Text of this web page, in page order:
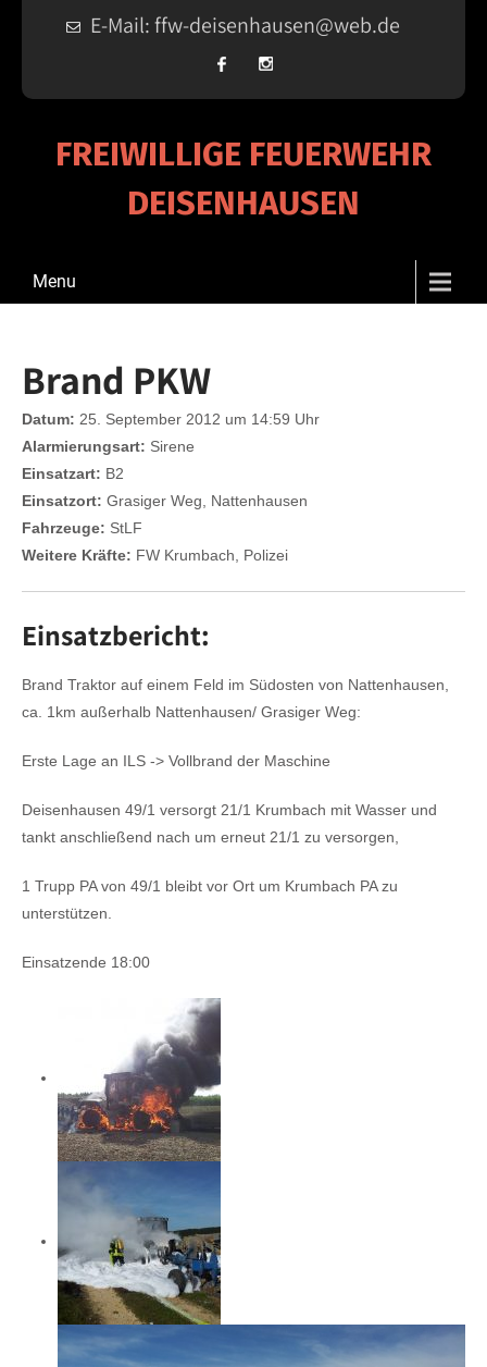
E-Mail: ffw-deisenhausen@web.de
FREIWILLIGE FEUERWEHR
DEISENHAUSEN
Menu
Brand PKW
Datum: 25. September 2012 um 14:59 Uhr
Alarmierungsart: Sirene
Einsatzart: B2
Einsatzort: Grasiger Weg, Nattenhausen
Fahrzeuge: StLF
Weitere Kräfte: FW Krumbach, Polizei
Einsatzbericht:
Brand Traktor auf einem Feld im Südosten von Nattenhausen,
ca. 1km außerhalb Nattenhausen/ Grasiger Weg:
Erste Lage an ILS -> Vollbrand der Maschine
Deisenhausen 49/1 versorgt 21/1 Krumbach mit Wasser und
tankt anschließend nach um erneut 21/1 zu versorgen,
1 Trupp PA von 49/1 bleibt vor Ort um Krumbach PA zu
unterstützen.
Einsatzende 18:00